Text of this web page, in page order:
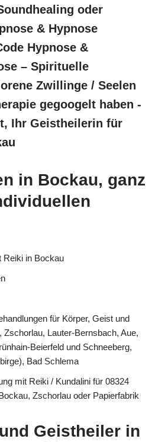
oder
& Hypnose
Hypnose &
– Spirituelle
Zwillinge / Seelen
gegoogelt haben -
Ihr Geistheilerin für
in Bockau, ganz
Reiki in Bockau
für Körper, Geist und
Zschorlau, Lauter-Bernsbach, Aue,
Beierfeld und Schneeberg,
Bad Schlema
mit Reiki / Kundalini für 08324
Zschorlau oder Papierfabrik
Geistheiler in